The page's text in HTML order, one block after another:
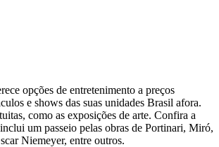
opções de entretenimento a preços
e shows das suas unidades Brasil afora.
como as exposições de arte. Confira a
um passeio pelas obras de Portinari, Miró,
Niemeyer, entre outros.